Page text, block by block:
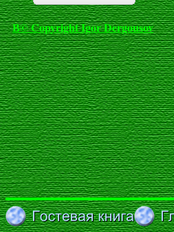
В© CopyrightIgor Dergousov